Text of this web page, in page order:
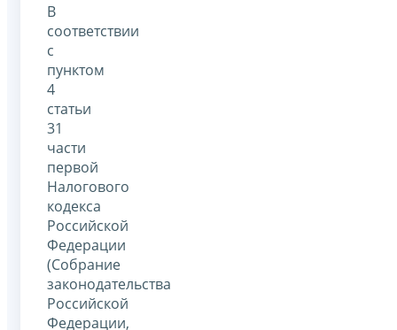
В
соответствии
с
пунктом
4
статьи
31
части
первой
Налогового
кодекса
Российской
Федерации
(Собрание
законодательства
Российской
Федерации,